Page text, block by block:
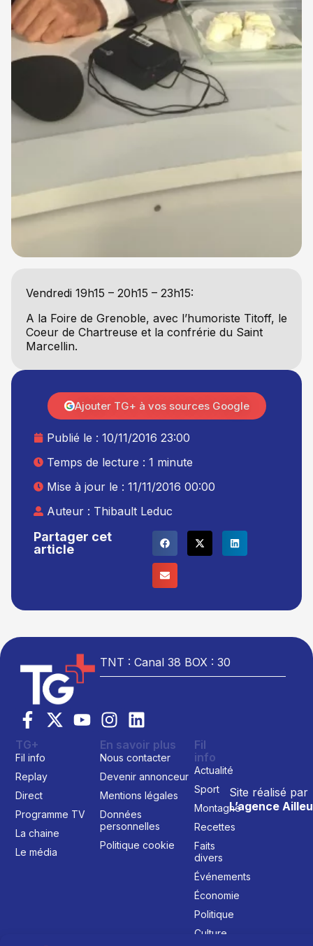
Vendredi 19h15 – 20h15 – 23h15:
A la Foire de Grenoble, avec l’humoriste Titoff, le
Coeur de Chartreuse et la confrérie du Saint
Marcellin.
Partager cet
article
Publié le : 10/11/2016 23:00
Temps de lecture : 1 minute
Mise à jour le : 11/11/2016 00:00
Auteur : Thibault Leduc
Ajouter TG+ à vos sources Google
TNT : Canal 38 BOX : 30
Site réalisé par
L’agence
TG+
Fil info
Replay
Direct
Programme TV
La chaine
Le média
En savoir plus
Nous contacter
Devenir annonceur
Mentions légales
Données
personnelles
Politique cookie
Fil
info
Actualité
Sport
Montagne
Recettes
Faits
divers
Événements
Économie
Politique
Culture